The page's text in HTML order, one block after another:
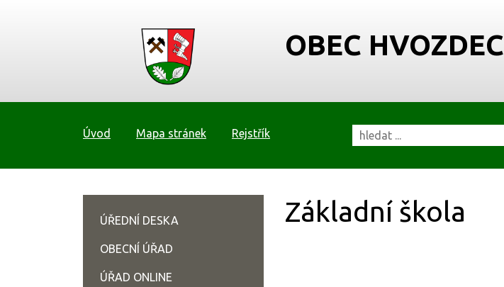
OBEC HVOZDEC
Úvod Mapa stránek Rejstřík
Základní škola
ÚŘEDNÍ DESKA
OBECNÍ ÚŘAD
ÚŘAD ONLINE